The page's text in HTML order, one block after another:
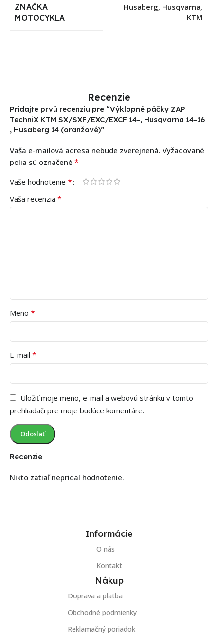
ZNAČKA
MOTOCYKLA
Husaberg, Husqvarna,
KTM
Recenzie
Recenzie
Nikto zatiaľ nepridal hodnotenie.
Pridajte prvú recenziu pre “Výklopné páčky ZAP
TechniX KTM SX/SXF/EXC/EXCF 14-, Husqvarna 14-16
, Husaberg 14 (oranžové)”
Vaša e-mailová adresa nebude zverejnená. Vyžadované
polia sú označené *
Vaše hodnotenie *
Vaša recenzia *
Meno *
E-mail *
Uložiť moje meno, e-mail a webovú stránku v tomto
prehliadači pre moje budúce komentáre.
Informácie
O nás
Kontakt
Nákup
Doprava a platba
Obchodné podmienky
Reklamačný poriadok